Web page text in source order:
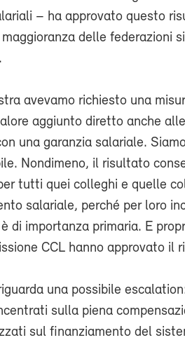
– ha approvato questo
delle federazioni
avevamo richiesto una
aggiunto diretto anche
una garanzia salariale.
Nondimeno, il risultato
tutti quei colleghi e quelle
salariale, perché per loro
di importanza primaria. E
CCL hanno approvato il
una possibile
sulla piena
sul finanziamento del